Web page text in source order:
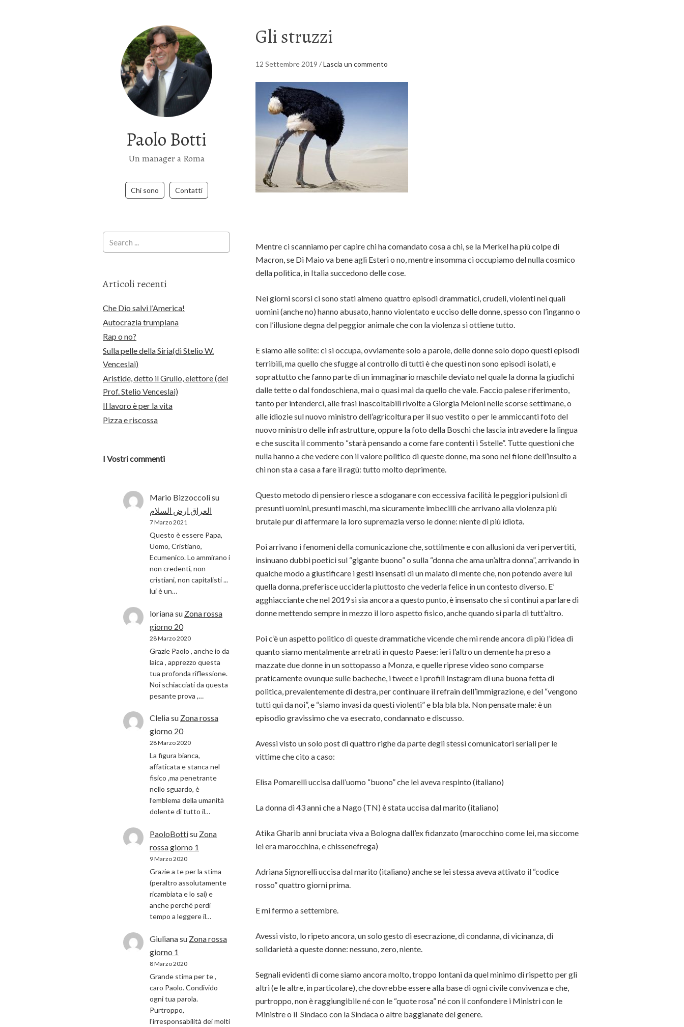
Paolo Botti
Un manager a Roma
Chi sono Contatti
Gli struzzi
12 Settembre 2019 /Lascia un commento
Mentre ci scanniamo per capire chi ha comandato cosa a chi, se la Merkel ha più colpe di
Macron, se Di Maio va bene agli Esteri o no, mentre insomma ci occupiamo del nulla cosmico
della politica, in Italia succedono delle cose.
Nei giorni scorsi ci sono stati almeno quattro episodi drammatici, crudeli, violenti nei quali
uomini (anche no) hanno abusato, hanno violentato e ucciso delle donne, spesso con l’inganno o
con l’illusione degna del peggior animale che con la violenza si ottiene tutto.
E siamo alle solite: ci si occupa, ovviamente solo a parole, delle donne solo dopo questi episodi
terribili, ma quello che sfugge al controllo di tutti è che questi non sono episodi isolati, e
soprattutto che fanno parte di un immaginario maschile deviato nel quale la donna la giudichi
dalle tette o dal fondoschiena, mai o quasi mai da quello che vale. Faccio palese riferimento,
tanto per intenderci, alle frasi inascoltabili rivolte a Giorgia Meloni nelle scorse settimane, o
alle idiozie sul nuovo ministro dell’agricoltura per il suo vestito o per le ammiccanti foto del
nuovo ministro delle infrastrutture, oppure la foto della Boschi che lascia intravedere la lingua
e che suscita il commento “starà pensando a come fare contenti i 5stelle”. Tutte questioni che
nulla hanno a che vedere con il valore politico di queste donne, ma sono nel filone dell’insulto a
chi non sta a casa a fare il ragù: tutto molto deprimente.
Questo metodo di pensiero riesce a sdoganare con eccessiva facilità le peggiori pulsioni di
presunti uomini, presunti maschi, ma sicuramente imbecilli che arrivano alla violenza più
brutale pur di affermare la loro supremazia verso le donne: niente di più idiota.
Poi arrivano i fenomeni della comunicazione che, sottilmente e con allusioni da veri pervertiti,
insinuano dubbi poetici sul “gigante buono” o sulla “donna che ama un’altra donna”, arrivando in
qualche modo a giustificare i gesti insensati di un malato di mente che, non potendo avere lui
quella donna, preferisce ucciderla piuttosto che vederla felice in un contesto diverso. E’
agghiacciante che nel 2019 si sia ancora a questo punto, è insensato che si continui a parlare di
donne mettendo sempre in mezzo il loro aspetto fisico, anche quando si parla di tutt’altro.
Poi c’è un aspetto politico di queste drammatiche vicende che mi rende ancora di più l’idea di
quanto siamo mentalmente arretrati in questo Paese: ieri l’altro un demente ha preso a
mazzate due donne in un sottopasso a Monza, e quelle riprese video sono comparse
praticamente ovunque sulle bacheche, i tweet e i profili Instagram di una buona fetta di
politica, prevalentemente di destra, per continuare il refrain dell’immigrazione, e del “vengono
tutti qui da noi”, e “siamo invasi da questi violenti” e bla bla bla. Non pensate male: è un
episodio gravissimo che va esecrato, condannato e discusso.
Avessi visto un solo post di quattro righe da parte degli stessi comunicatori seriali per le
vittime che cito a caso:
Elisa Pomarelli uccisa dall’uomo “buono” che lei aveva respinto (italiano)
La donna di 43 anni che a Nago (TN) è stata uccisa dal marito (italiano)
Atika Gharib anni bruciata viva a Bologna dall’ex fidanzato (marocchino come lei, ma siccome
lei era marocchina, e chissenefrega)
Adriana Signorelli uccisa dal marito (italiano) anche se lei stessa aveva attivato il “codice
rosso” quattro giorni prima.
E mi fermo a settembre.
Avessi visto, lo ripeto ancora, un solo gesto di esecrazione, di condanna, di vicinanza, di
solidarietà a queste donne: nessuno, zero, niente.
Segnali evidenti di come siamo ancora molto, troppo lontani da quel minimo di rispetto per gli
altri (e le altre, in particolare), che dovrebbe essere alla base di ogni civile convivenza e che,
purtroppo, non è raggiungibile né con le “quote rosa” né con il confondere i Ministri con le
Ministre o il Sindaco con la Sindaca o altre baggianate del genere.
Articoli recenti
Che Dio salvi l’America!
Autocrazia trumpiana
Rap o no?
Sulla pelle della Siria(di Stelio W.
Venceslai)
Aristide, detto il Grullo, elettore (del
Prof. Stelio Venceslai)
Il lavoro è per la vita
Pizza e riscossa
I Vostri commenti
Mario Bizzoccolisu
العراق ارض السلام
7 Marzo 2021
Questo è essere Papa,
Uomo, Cristiano,
Ecumenico. Lo ammirano i
non credenti, non
cristiani, non capitalisti ...
lui è un…
lorianasu Zona rossa
giorno 20
28 Marzo 2020
Grazie Paolo , anche io da
laica , apprezzo questa
tua profonda riflessione.
Noi schiacciati da questa
pesante prova ,…
Cleliasu Zona rossa
giorno 20
28 Marzo 2020
La figura bianca,
affaticata e stanca nel
fisico ,ma penetrante
nello sguardo, è
l’emblema della umanità
dolente di tutto il…
PaoloBottisu Zona
rossa giorno 1
9 Marzo 2020
Grazie a te per la stima
(peraltro assolutamente
ricambiata e lo sai) e
anche perché perdi
tempo a leggere il…
Giulianasu Zona rossa
giorno 1
8 Marzo 2020
Grande stima per te ,
caro Paolo. Condivido
ogni tua parola.
Purtroppo,
l'irresponsabilità dei molti